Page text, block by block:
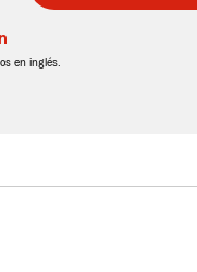
en inglés.